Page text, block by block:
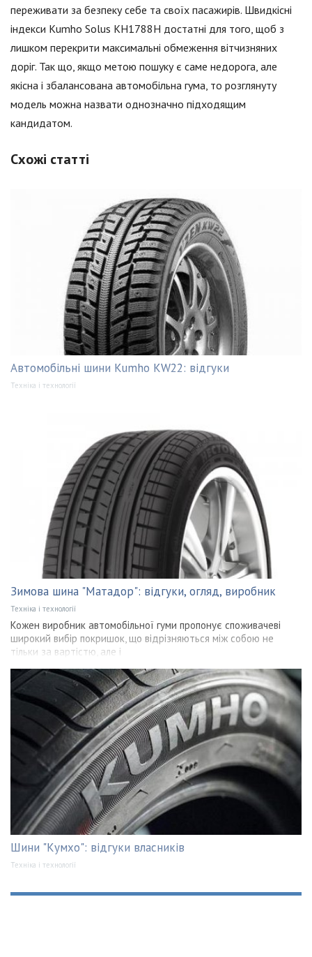
переживати за безпеку себе та своїх пасажирів. Швидкісні
індекси Kumho Solus KH1788H достатні для того, щоб з
лишком перекрити максимальні обмеження вітчизняних
доріг. Так що, якщо метою пошуку є саме недорога, але
якісна і збалансована автомобільна гума, то розглянуту
модель можна назвати однозначно підходящим
кандидатом.
Схожі статті
Автомобільні шини Kumho KW22: відгуки
Техніка і технології
Зимова шина "Матадор": відгуки, огляд, виробник
Техніка і технології
Кожен виробник автомобільної гуми пропонує споживачеві
широкий вибір покришок, що відрізняються між собою не
тільки за вартістю, але і
Шини "Кумхо": відгуки власників
Техніка і технології